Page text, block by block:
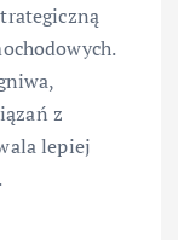
z
lepiej